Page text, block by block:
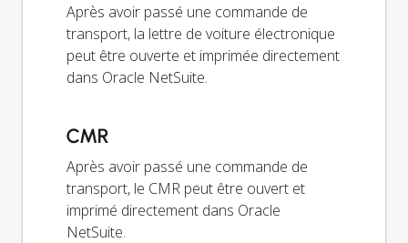
Après avoir passé une commande de
transport, la lettre de voiture électronique
peut être ouverte et imprimée directement
dans Oracle NetSuite.
CMR
Après avoir passé une commande de
transport, le CMR peut être ouvert et
imprimé directement dans Oracle
NetSuite.